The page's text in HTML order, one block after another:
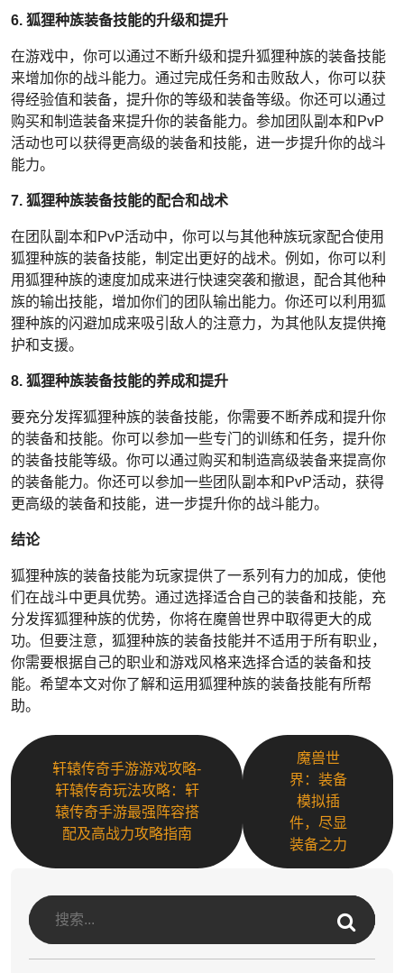
6. 狐狸种族装备技能的升级和提升
在游戏中，你可以通过不断升级和提升狐狸种族的装备技能
来增加你的战斗能力。通过完成任务和击败敌人，你可以获
得经验值和装备，提升你的等级和装备等级。你还可以通过
购买和制造装备来提升你的装备能力。参加团队副本和PvP
活动也可以获得更高级的装备和技能，进一步提升你的战斗
能力。
7. 狐狸种族装备技能的配合和战术
在团队副本和PvP活动中，你可以与其他种族玩家配合使用
狐狸种族的装备技能，制定出更好的战术。例如，你可以利
用狐狸种族的速度加成来进行快速突袭和撤退，配合其他种
族的输出技能，增加你们的团队输出能力。你还可以利用狐
狸种族的闪避加成来吸引敌人的注意力，为其他队友提供掩
护和支援。
8. 狐狸种族装备技能的养成和提升
要充分发挥狐狸种族的装备技能，你需要不断养成和提升你
的装备和技能。你可以参加一些专门的训练和任务，提升你
的装备技能等级。你可以通过购买和制造高级装备来提高你
的装备能力。你还可以参加一些团队副本和PvP活动，获得
更高级的装备和技能，进一步提升你的战斗能力。
结论
狐狸种族的装备技能为玩家提供了一系列有力的加成，使他
们在战斗中更具优势。通过选择适合自己的装备和技能，充
分发挥狐狸种族的优势，你将在魔兽世界中取得更大的成
功。但要注意，狐狸种族的装备技能并不适用于所有职业，
你需要根据自己的职业和游戏风格来选择合适的装备和技
能。希望本文对你了解和运用狐狸种族的装备技能有所帮
助。
轩辕传奇手游游戏攻略-
轩辕传奇玩法攻略：轩
辕传奇手游最强阵容搭
配及高战力攻略指南
魔兽世
界：装备
模拟插
件，尽显
装备之力